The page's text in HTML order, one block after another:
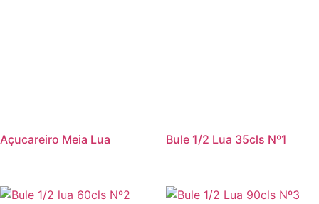
Açucareiro Meia Lua Bule 1/2 Lua 35cls Nº1